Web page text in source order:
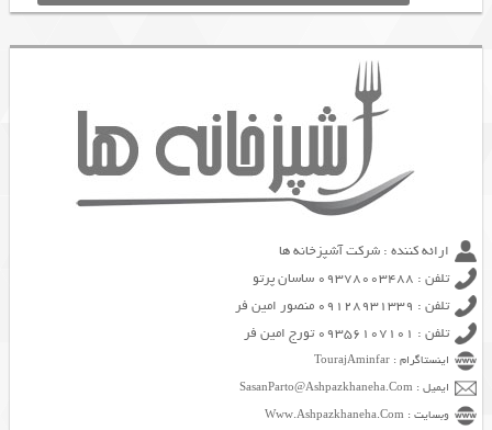
ارائه کننده : شرکت آشپزخانه ها
تلفن : 09378003488 ساسان پرتو
تلفن : 09128931339 منصور امین فر
تلفن : 09356107101 تورج امین فر
اینستاگرام : TourajAminfar
ایمیل : SasanParto@Ashpazkhaneha.Com
وبسایت : Www.Ashpazkhaneha.Com